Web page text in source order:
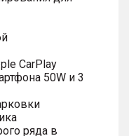
CarPlay
50W и 3
ряда в